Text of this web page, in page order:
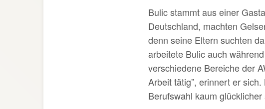
Bulic stammt aus einer
Deutschland, machten
denn seine Eltern suchten
arbeitete Bulic auch
verschiedene Bereiche der
Arbeit tätig”, erinnert er
Berufswahl kaum glücklicher